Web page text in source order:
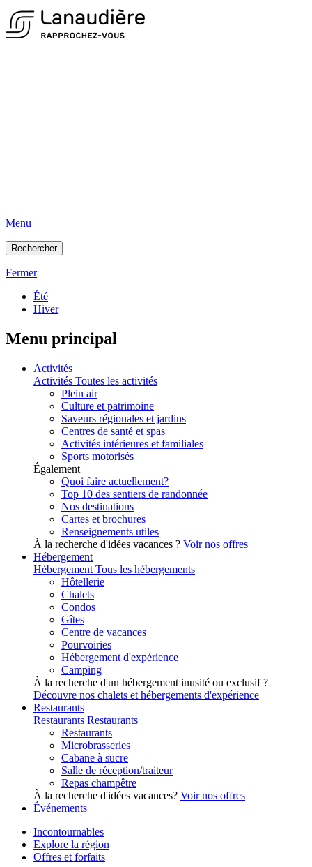
Menu
Rechercher
Fermer
Été
Hiver
Menu principal
Activités
Activités Toutes les activités
Plein air
Culture et patrimoine
Saveurs régionales et jardins
Centres de santé et spas
Activités intérieures et familiales
Sports motorisés
Également
Quoi faire actuellement?
Top 10 des sentiers de randonnée
Nos destinations
Cartes et brochures
Renseignements utiles
À la recherche d'idées vacances ? Voir nos offres
Hébergement
Hébergement Tous les hébergements
Hôtellerie
Chalets
Condos
Gîtes
Centre de vacances
Pourvoiries
Hébergement d'expérience
Camping
À la recherche d'un hébergement inusité ou exclusif ?
Découvre nos chalets et hébergements d'expérience
Restaurants
Restaurants Restaurants
Restaurants
Microbrasseries
Cabane à sucre
Salle de réception/traiteur
Repas champêtre
À la recherche d'idées vacances? Voir nos offres
Événements
Incontournables
Explore la région
Offres et forfaits